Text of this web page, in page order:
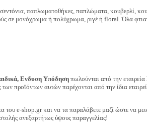
παπλωματοθήκες, παπλώματα, κουβερλί,
σε μονόχρωμα ή πολύχρωμα, ριγέ ή floral. Όλα
Ενδυση Υπόδηση πωλούνται από την εταιρεία
προϊόντων αυτών παρέχονται από την ίδια
του e-shop.gr και να τα παραλάβετε μαζί ώστε να
ανεξαρτήτως ύψους παραγγελίας!